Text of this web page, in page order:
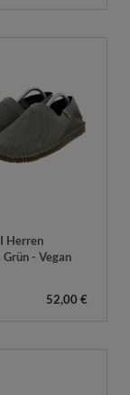
Herren
- Vegan
52,00 €